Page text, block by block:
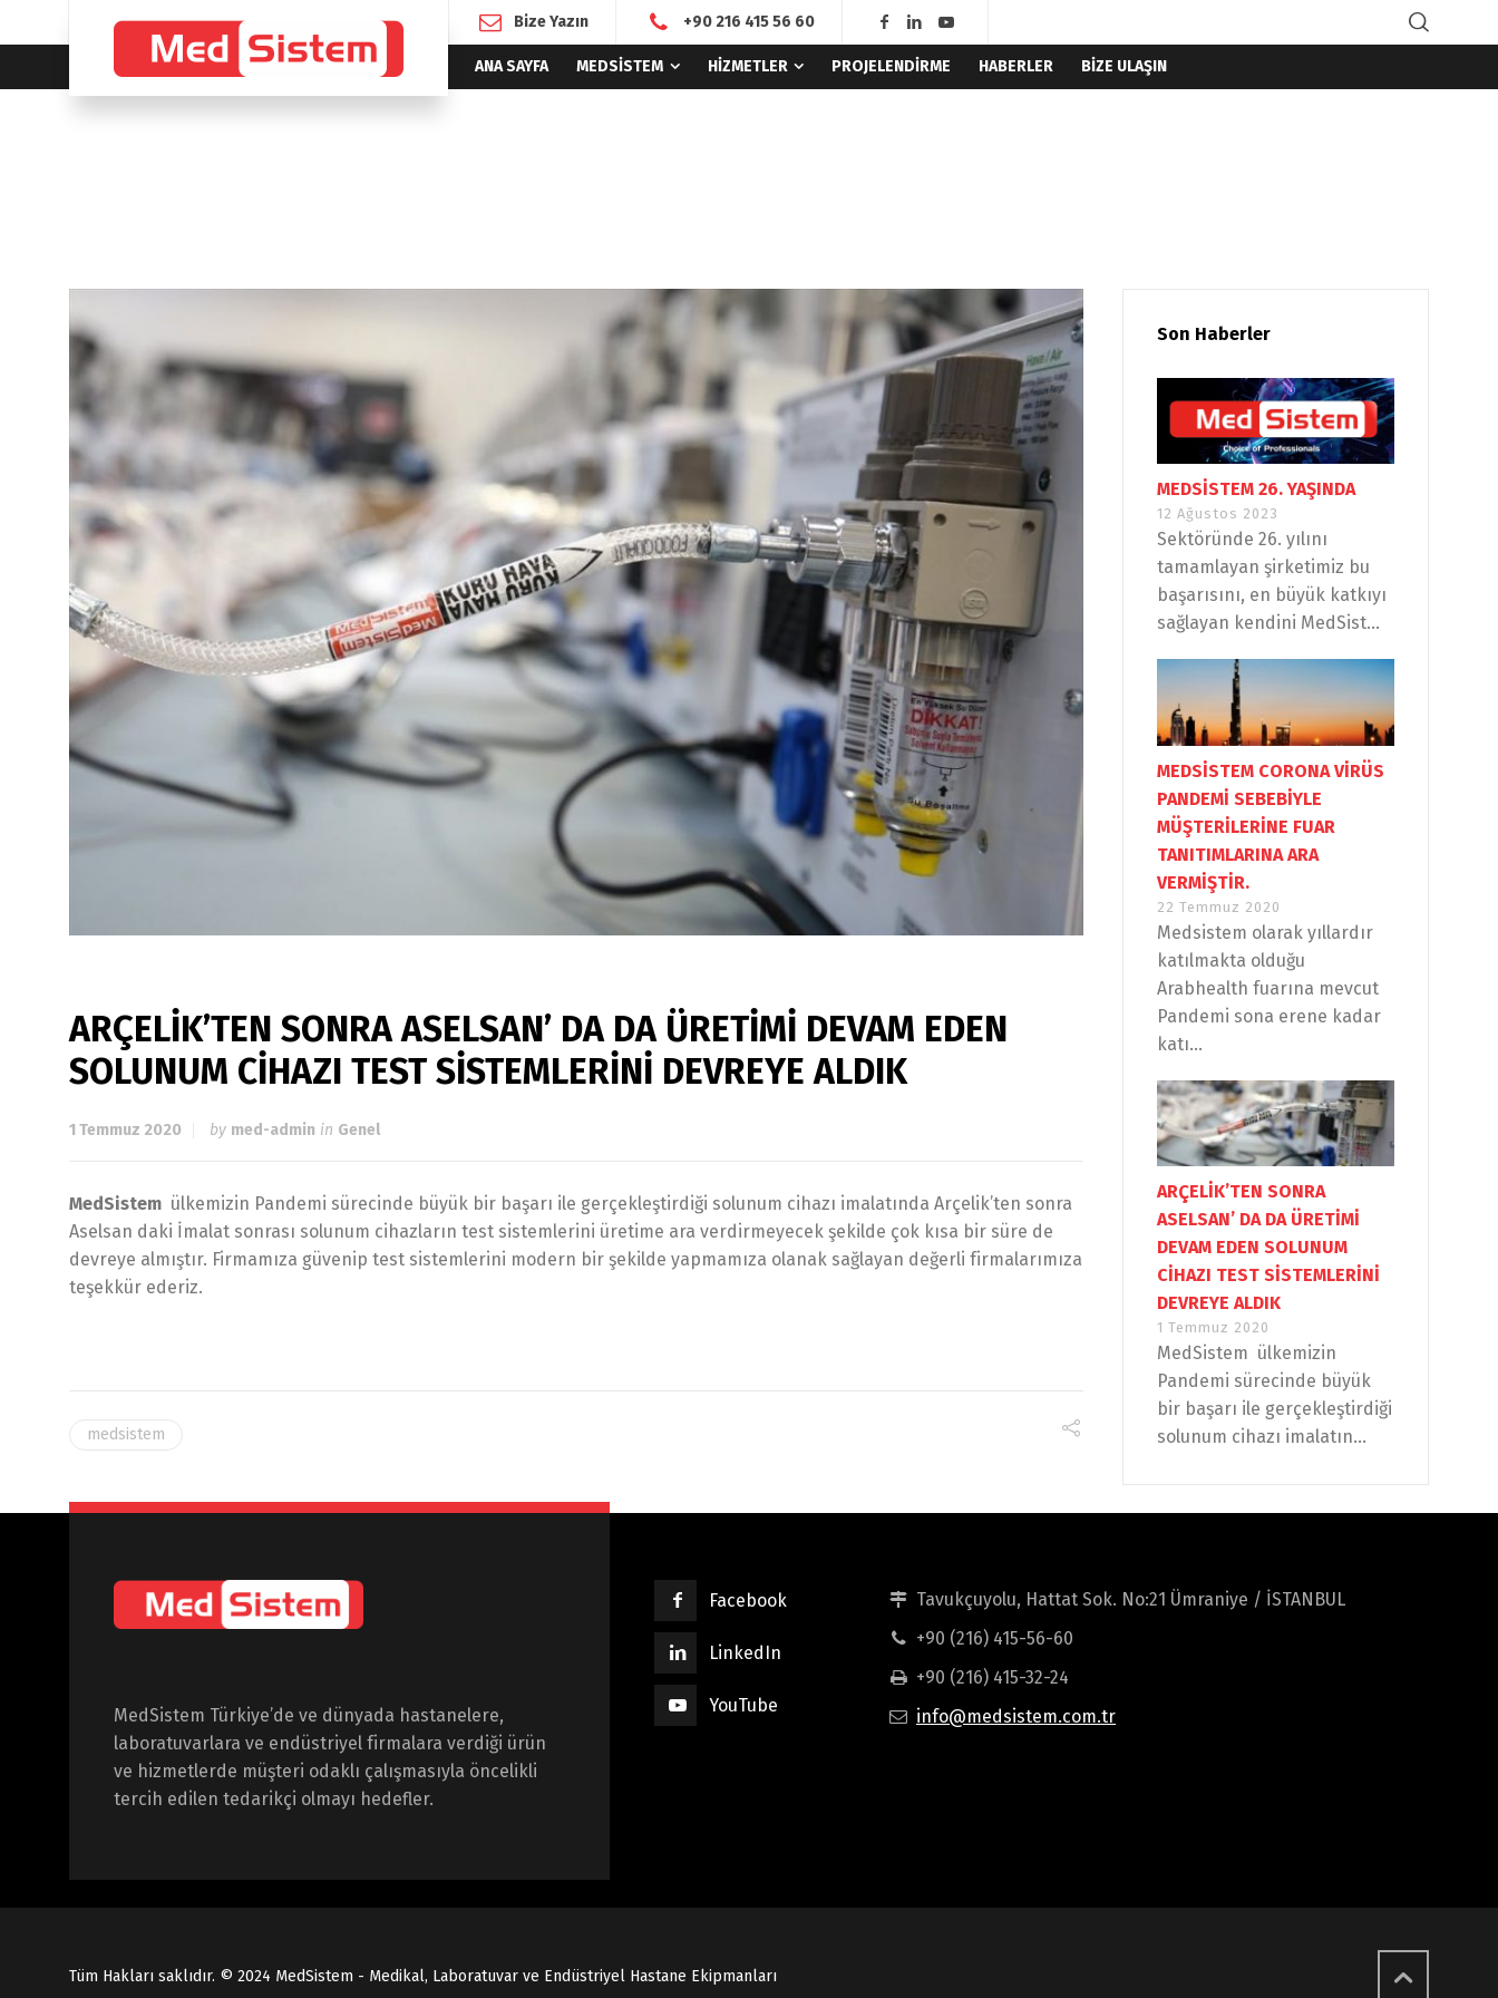
Bize Yazın +90 216 415 56 60
ANA SAYFA MEDSİSTEM HİZMETLER PROJELENDİRME HABERLER BİZE ULAŞIN
ARÇELİK’TEN SONRA ASELSAN’ DA DA ÜRETİMİ DEVAM EDEN
SOLUNUM CİHAZI TEST SİSTEMLERİNİ DEVREYE ALDIK
1 Temmuz 2020 by med-admin in Genel
MedSistem ülkemizin Pandemi sürecinde büyük bir başarı ile gerçekleştirdiği solunum cihazı imalatında Arçelik’ten sonra
Aselsan daki İmalat sonrası solunum cihazların test sistemlerini üretime ara verdirmeyecek şekilde çok kısa bir süre de
devreye almıştır. Firmamıza güvenip test sistemlerini modern bir şekilde yapmamıza olanak sağlayan değerli firmalarımıza
teşekkür ederiz.
medsistem
Son Haberler
MEDSİSTEM 26. YAŞINDA
12 Ağustos 2023
Sektöründe 26. yılını
tamamlayan şirketimiz bu
başarısını, en büyük katkıyı
sağlayan kendini MedSist...
MEDSİSTEM CORONA VİRÜS
PANDEMİ SEBEBİYLE
MÜŞTERİLERİNE FUAR
TANITIMLARINA ARA
VERMİŞTİR.
22 Temmuz 2020
Medsistem olarak yıllardır
katılmakta olduğu
Arabhealth fuarına mevcut
Pandemi sona erene kadar
katı...
ARÇELİK’TEN SONRA
ASELSAN’ DA DA ÜRETİMİ
DEVAM EDEN SOLUNUM
CİHAZI TEST SİSTEMLERİNİ
DEVREYE ALDIK
1 Temmuz 2020
MedSistem ülkemizin
Pandemi sürecinde büyük
bir başarı ile gerçekleştirdiği
solunum cihazı imalatın...
MedSistem Türkiye’de ve dünyada hastanelere,
laboratuvarlara ve endüstriyel firmalara verdiği ürün
ve hizmetlerde müşteri odaklı çalışmasıyla öncelikli
tercih edilen tedarikçi olmayı hedefler.
Facebook
LinkedIn
YouTube
Tavukçuyolu, Hattat Sok. No:21 Ümraniye / İSTANBUL
+90 (216) 415-56-60
+90 (216) 415-32-24
info@medsistem.com.tr
Tüm Hakları saklıdır. © 2024 MedSistem - Medikal, Laboratuvar ve Endüstriyel Hastane Ekipmanları